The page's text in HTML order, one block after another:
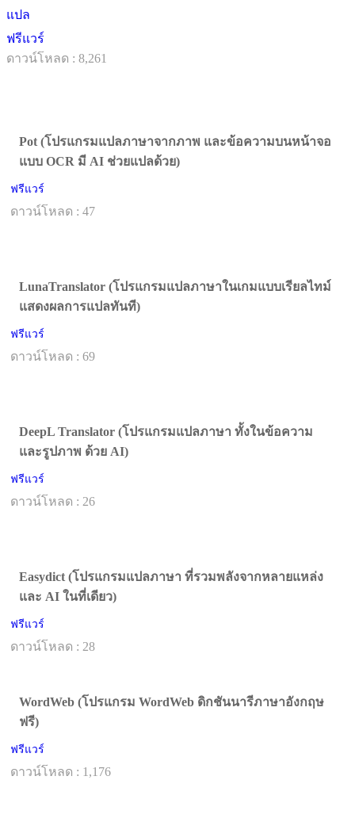
แปล
ฟรีแวร์
ดาวน์โหลด : 8,261
Pot (โปรแกรมแปลภาษาจากภาพ และข้อความบนหน้าจอ
แบบ OCR มี AI ช่วยแปลด้วย)
ฟรีแวร์
ดาวน์โหลด : 47
LunaTranslator (โปรแกรมแปลภาษาในเกมแบบเรียลไทม์
แสดงผลการแปลทันที)
ฟรีแวร์
ดาวน์โหลด : 69
DeepL Translator (โปรแกรมแปลภาษา ทั้งในข้อความ
และรูปภาพ ด้วย AI)
ฟรีแวร์
ดาวน์โหลด : 26
Easydict (โปรแกรมแปลภาษา ที่รวมพลังจากหลายแหล่ง
และ AI ในที่เดียว)
ฟรีแวร์
ดาวน์โหลด : 28
WordWeb (โปรแกรม WordWeb ดิกชันนารีภาษาอังกฤษ
ฟรี)
ฟรีแวร์
ดาวน์โหลด : 1,176